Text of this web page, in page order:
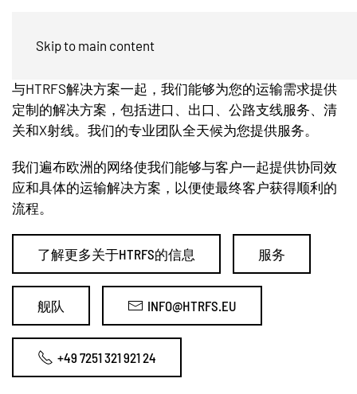
Skip to main content
空运
与HTRFS解决方案一起，我们能够为您的运输需求提供
定制的解决方案，包括进口、出口、公路支线服务、清
关和X射线。我们的专业团队全天候为您提供服务。
我们遍布欧洲的网络使我们能够与客户一起提供协同效
应和具体的运输解决方案，以便使最终客户获得顺利的
流程。
了解更多关于HTRFS的信息 服务
舰队 INFO@HTRFS.EU
+49 7251 321 921 24